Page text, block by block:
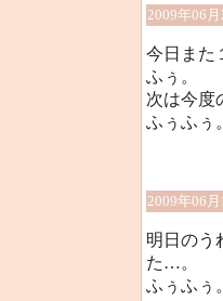
2009年06
今日また
ふぅ。
次は今度
ふぅふぅ。
2009年06
明日のう
た…。
ふぅふぅ。